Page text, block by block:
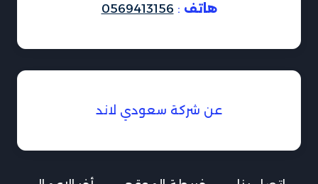
هاتف :
0569413156
عن شركة سعودي لاند